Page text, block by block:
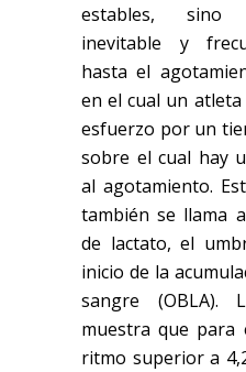
estables, sino
inevitable y
hasta el
en el cual un
esfuerzo por un
sobre el cual hay
al agotamiento.
también se llama
de lactato, el
inicio de la
sangre (OBLA).
muestra que para
ritmo superior a